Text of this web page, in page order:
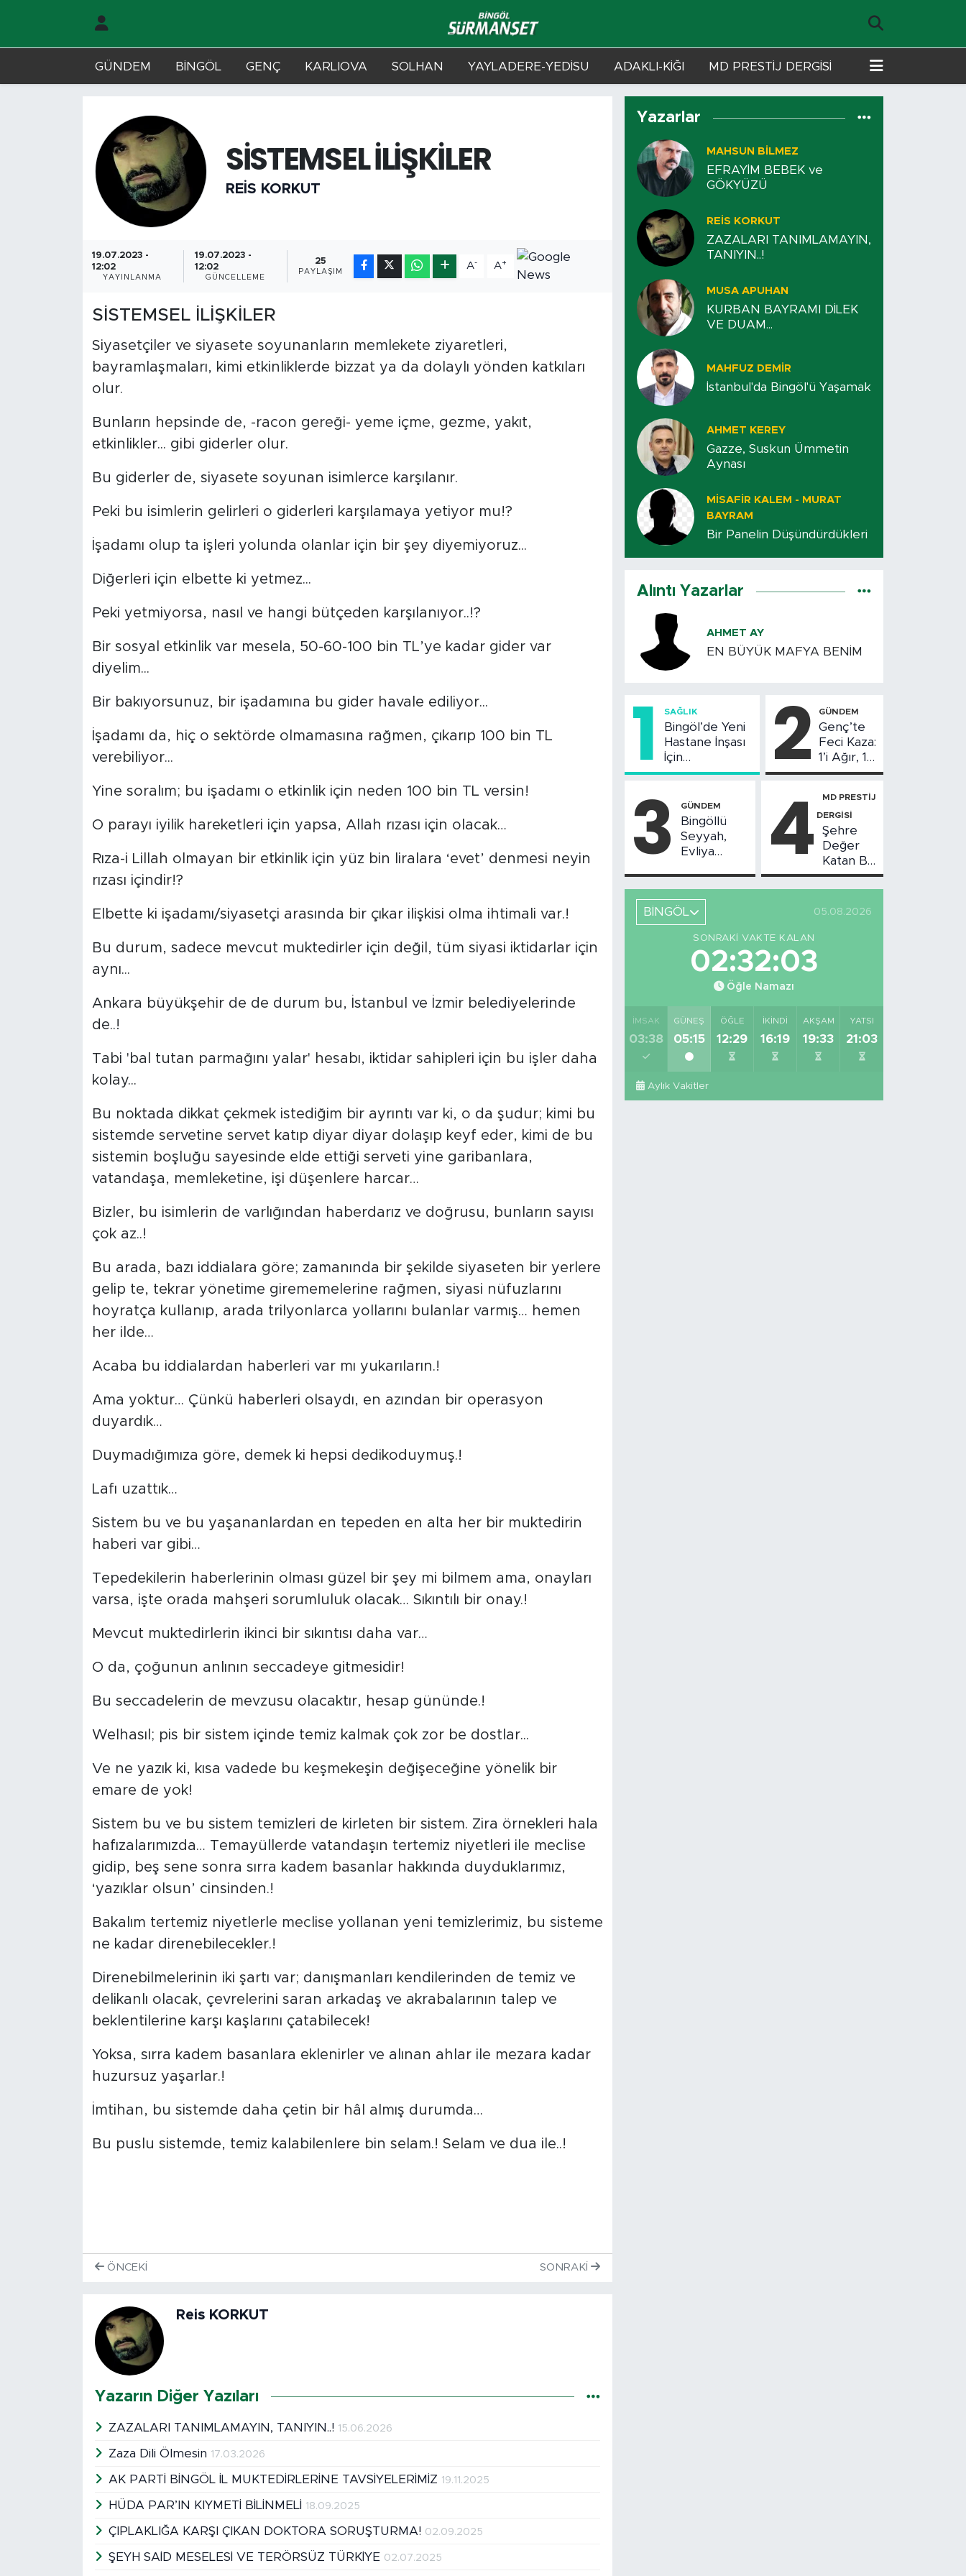
GÜNDEM BİNGÖL GENÇ KARLIOVA SOLHAN YAYLADERE-YEDİSU ADAKLI-KİĞI MD PRESTİJ DERGİSİ
SİSTEMSEL İLİŞKİLER
REIS KORKUT
19.07.2023 -
12:02
YAYINLANMA
19.07.2023 -
12:02
GÜNCELLEME
25
PAYLAŞIM
A- A+
SİSTEMSEL İLİŞKİLER
Siyasetçiler ve siyasete soyunanların memlekete ziyaretleri,
bayramlaşmaları, kimi etkinliklerde bizzat ya da dolaylı yönden katkıları
olur.
Bunların hepsinde de, -racon gereği- yeme içme, gezme, yakıt,
etkinlikler... gibi giderler olur.
Bu giderler de, siyasete soyunan isimlerce karşılanır.
Peki bu isimlerin gelirleri o giderleri karşılamaya yetiyor mu!?
İşadamı olup ta işleri yolunda olanlar için bir şey diyemiyoruz...
Diğerleri için elbette ki yetmez...
Peki yetmiyorsa, nasıl ve hangi bütçeden karşılanıyor..!?
Bir sosyal etkinlik var mesela, 50-60-100 bin TL’ye kadar gider var
diyelim...
Bir bakıyorsunuz, bir işadamına bu gider havale ediliyor...
İşadamı da, hiç o sektörde olmamasına rağmen, çıkarıp 100 bin TL
verebiliyor...
Yine soralım; bu işadamı o etkinlik için neden 100 bin TL versin!
O parayı iyilik hareketleri için yapsa, Allah rızası için olacak…
Rıza-i Lillah olmayan bir etkinlik için yüz bin liralara ‘evet’ denmesi neyin
rızası içindir!?
Elbette ki işadamı/siyasetçi arasında bir çıkar ilişkisi olma ihtimali var.!
Bu durum, sadece mevcut muktedirler için değil, tüm siyasi iktidarlar için
aynı...
Ankara büyükşehir de de durum bu, İstanbul ve İzmir belediyelerinde
de..!
Tabi 'bal tutan parmağını yalar' hesabı, iktidar sahipleri için bu işler daha
kolay...
Bu noktada dikkat çekmek istediğim bir ayrıntı var ki, o da şudur; kimi bu
sistemde servetine servet katıp diyar diyar dolaşıp keyf eder, kimi de bu
sistemin boşluğu sayesinde elde ettiği serveti yine garibanlara,
vatandaşa, memleketine, işi düşenlere harcar…
Bizler, bu isimlerin de varlığından haberdarız ve doğrusu, bunların sayısı
çok az..!
Bu arada, bazı iddialara göre; zamanında bir şekilde siyaseten bir yerlere
gelip te, tekrar yönetime girememelerine rağmen, siyasi nüfuzlarını
hoyratça kullanıp, arada trilyonlarca yollarını bulanlar varmış… hemen
her ilde…
Acaba bu iddialardan haberleri var mı yukarıların.!
Ama yoktur… Çünkü haberleri olsaydı, en azından bir operasyon
duyardık…
Duymadığımıza göre, demek ki hepsi dedikoduymuş.!
Lafı uzattık…
Sistem bu ve bu yaşananlardan en tepeden en alta her bir muktedirin
haberi var gibi…
Tepedekilerin haberlerinin olması güzel bir şey mi bilmem ama, onayları
varsa, işte orada mahşeri sorumluluk olacak… Sıkıntılı bir onay.!
Mevcut muktedirlerin ikinci bir sıkıntısı daha var…
O da, çoğunun anlının seccadeye gitmesidir!
Bu seccadelerin de mevzusu olacaktır, hesap gününde.!
Welhasıl; pis bir sistem içinde temiz kalmak çok zor be dostlar...
Ve ne yazık ki, kısa vadede bu keşmekeşin değişeceğine yönelik bir
emare de yok!
Sistem bu ve bu sistem temizleri de kirleten bir sistem. Zira örnekleri hala
hafızalarımızda… Temayüllerde vatandaşın tertemiz niyetleri ile meclise
gidip, beş sene sonra sırra kadem basanlar hakkında duyduklarımız,
‘yazıklar olsun’ cinsinden.!
Bakalım tertemiz niyetlerle meclise yollanan yeni temizlerimiz, bu sisteme
ne kadar direnebilecekler.!
Direnebilmelerinin iki şartı var; danışmanları kendilerinden de temiz ve
delikanlı olacak, çevrelerini saran arkadaş ve akrabalarının talep ve
beklentilerine karşı kaşlarını çatabilecek!
Yoksa, sırra kadem basanlara eklenirler ve alınan ahlar ile mezara kadar
huzursuz yaşarlar.!
İmtihan, bu sistemde daha çetin bir hâl almış durumda…
Bu puslu sistemde, temiz kalabilenlere bin selam.! Selam ve dua ile..!
ÖNCEKI SONRAKI
Reis KORKUT
Yazarın Diğer Yazıları
ZAZALARI TANIMLAMAYIN, TANIYIN..! 15.06.2026
Zaza Dili Ölmesin 17.03.2026
AK PARTİ BİNGÖL İL MUKTEDİRLERİNE TAVSİYELERİMİZ 19.11.2025
HÜDA PAR’IN KIYMETİ BİLİNMELİ 18.09.2025
ÇIPLAKLIĞA KARŞI ÇIKAN DOKTORA SORUŞTURMA! 02.09.2025
ŞEYH SAİD MESELESİ VE TERÖRSÜZ TÜRKİYE 02.07.2025
Yazarlar
MAHSUN BILMEZ
EFRAYİM BEBEK ve
GÖKYÜZÜ
REIS KORKUT
ZAZALARI TANIMLAMAYIN,
TANIYIN..!
MUSA APUHAN
KURBAN BAYRAMI DİLEK
VE DUAM...
MAHFUZ DEMIR
İstanbul'da Bingöl'ü Yaşamak
AHMET KEREY
Gazze, Suskun Ümmetin
Aynası
MISAFIR KALEM - MURAT
BAYRAM
Bir Panelin Düşündürdükleri
Alıntı Yazarlar
AHMET AY
EN BÜYÜK MAFYA BENİM
1 SAĞLIK
Bingöl’de Yeni
Hastane İnşası
İçin
Değerlendirme
Yapıldı
2 GÜNDEM
Genç’te
Feci Kaza:
1’i Ağır, 10
Yaralı
3 GÜNDEM
Bingöllü
Seyyah,
Evliya
Bingöl'deki
O Yeri
Görüntüledi
4 MD PRESTİJ
DERGİSİ
Şehre
Değer
Katan Bir
Birikim:
Burhan
Arıkız
BİNGÖL 05.08.2026
SONRAKI VAKTE KALAN
02:32:02
Öğle Namazı
İMSAK
03:38
GÜNEŞ
05:15
ÖĞLE
12:29
İKINDI
16:19
AKŞAM
19:33
YATSI
21:03
Aylık Vakitler
Adaklı-Kiğı
MD Prestij Dergisi
Bingöl Kaza Haberleri
Merkez Trafik Yoğunluk Haritası
Süper Lig Puan Durumu ve Fikstür
Tüm Manşetler
Haber Arşivi